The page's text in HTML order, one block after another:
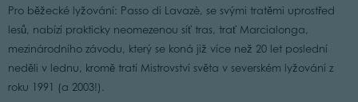
Pro běžecké lyžování: Passo di Lavazè, se svými tratěmi uprostřed
lesů, nabízí prakticky neomezenou síť tras, trať Marcialonga,
mezinárodního závodu, který se koná již více než 20 let poslední
neděli v lednu, kromě tratí Mistrovství světa v severském lyžování z
roku 1991 (a 2003!).